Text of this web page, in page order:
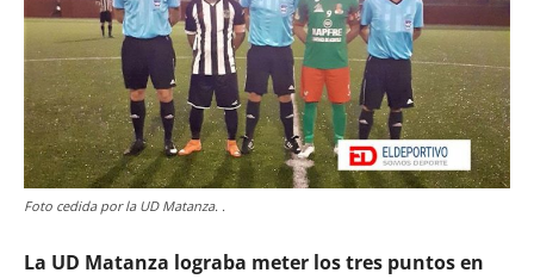
Foto cedida por la UD Matanza. .
La UD Matanza lograba meter los tres puntos en